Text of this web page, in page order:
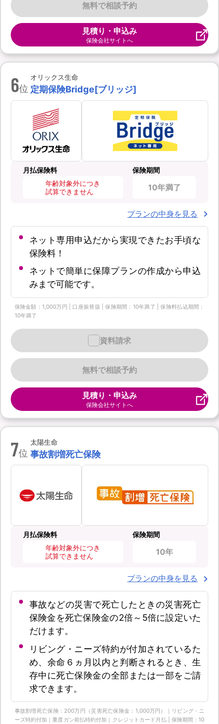
無料で相談予約
見積り・申込み
保険会社サイトへ
6位
オリックス生命
定期保険Bridge[ブリッジ]
月払保険料
年齢対象外につき
試算できません
保険期間
10年満了
プランの中身を見る
ネット専用申込だから実現できたお手頃な
保険料！
ネットで簡単に保障プランの作成から申込
みまで可能です。
保険金額：1,000万円 | 口座振替扱 | 保険期間：10年満了 | 保険料払込期間：
10年満了
無料で相談予約
資料請求
見積り・申込み
保険会社サイトへ
7位
太陽生命
事故割増死亡保険
月払保険料
年齢対象外につき
試算できません
保険期間
10年
プランの中身を見る
事故などの災害で死亡したときの災害死亡
保険金を死亡保険金の2倍～5倍に設定いた
だけます。
リビング・ニーズ特約が付加されているた
め、余命６ヵ月以内と判断されるとき、生
存中に死亡保険金の全部または一部をご請
求できます。
事故割増死亡保険：200万円（災害死亡保険金：1,000万円）｜リビング・ニ
ーズ特約付加｜重度ガン前払特約付加｜クレジットカード月払 | 保険期間：10